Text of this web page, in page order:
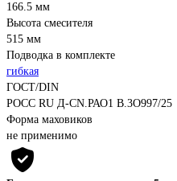
166.5 мм
Высота смесителя
515 мм
Подводка в комплекте
гибкая
ГОСТ/DIN
РОСС RU Д-СN.РАО1 В.3O997/25
Форма маховиков
не применимо